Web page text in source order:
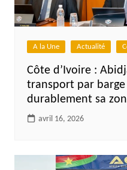
A la Une Actualité
Côte d’Ivoire :
transport par
durablement sa
avril 16, 2026